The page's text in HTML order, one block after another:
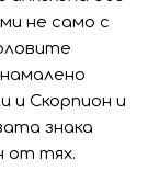
не само с
и Скорпион и
знака
от тях.